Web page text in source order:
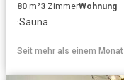
80 m²3 ZimmerWohnung
·Sauna
Seit mehr als einem Monat